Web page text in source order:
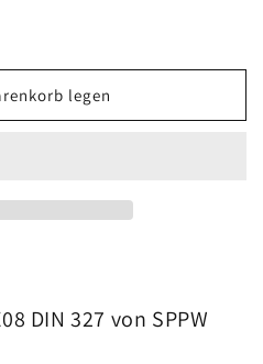
legen
DIN 327 von SPPW